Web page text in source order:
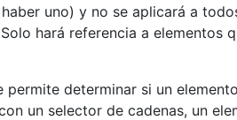
uno) y no se aplicará a
hará referencia a elementos
permite determinar si un
un selector de cadenas, un